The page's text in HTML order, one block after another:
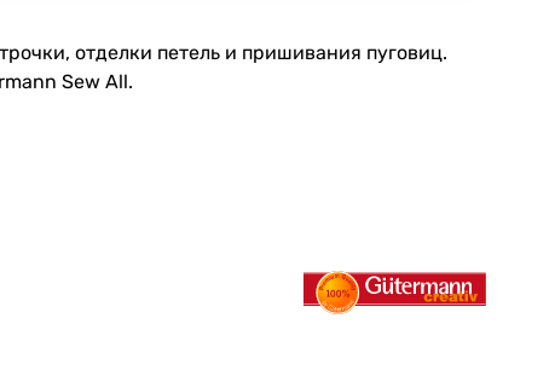
отделки петель и пришивания пуговиц.
Sew All.